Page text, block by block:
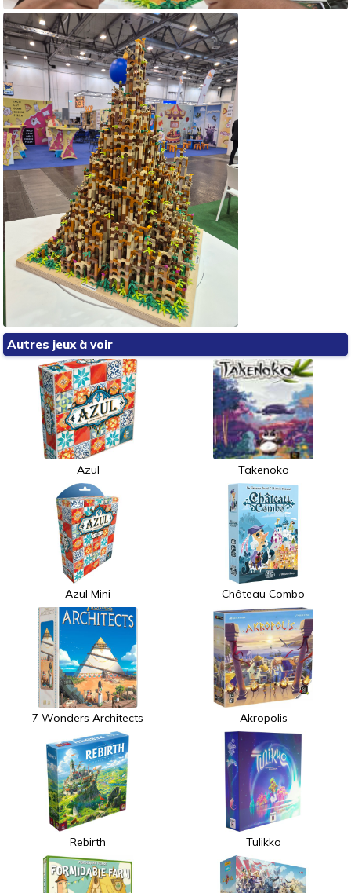
Autres jeux à voir
Azul Takenoko
Azul Mini Château Combo
7 Wonders Architects Akropolis
Rebirth Tulikko